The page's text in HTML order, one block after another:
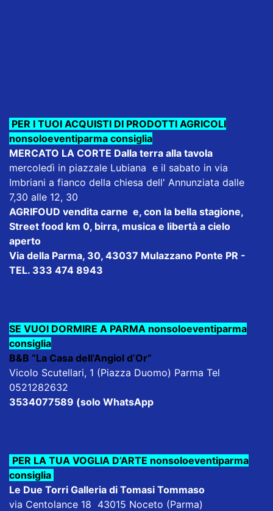
PER I TUOI ACQUISTI DI PRODOTTI AGRICOLI
nonsoloeventiparma consiglia
MERCATO LA CORTE Dalla terra alla tavola
mercoledì in piazzale Lubiana e il sabato in via
Imbriani a fianco della chiesa dell' Annunziata dalle
7,30 alle 12, 30
AGRIFOUD vendita carne e, con la bella stagione,
Street food km 0, birra, musica e libertà a cielo
aperto
Via della Parma, 30, 43037 Mulazzano Ponte PR -
TEL. 333 474 8943
SE VUOI DORMIRE A PARMA nonsoloeventiparma
consiglia
B&B “La Casa dell’Angiol d’Or”
Vicolo Scutellari, 1 (Piazza Duomo) Parma Tel
0521282632
3534077589 (solo WhatsApp
PER LA TUA VOGLIA D’ARTE nonsoloeventiparma
consiglia
Le Due Torri Galleria di Tomasi Tommaso
via Centolance 18 43015 Noceto (Parma)